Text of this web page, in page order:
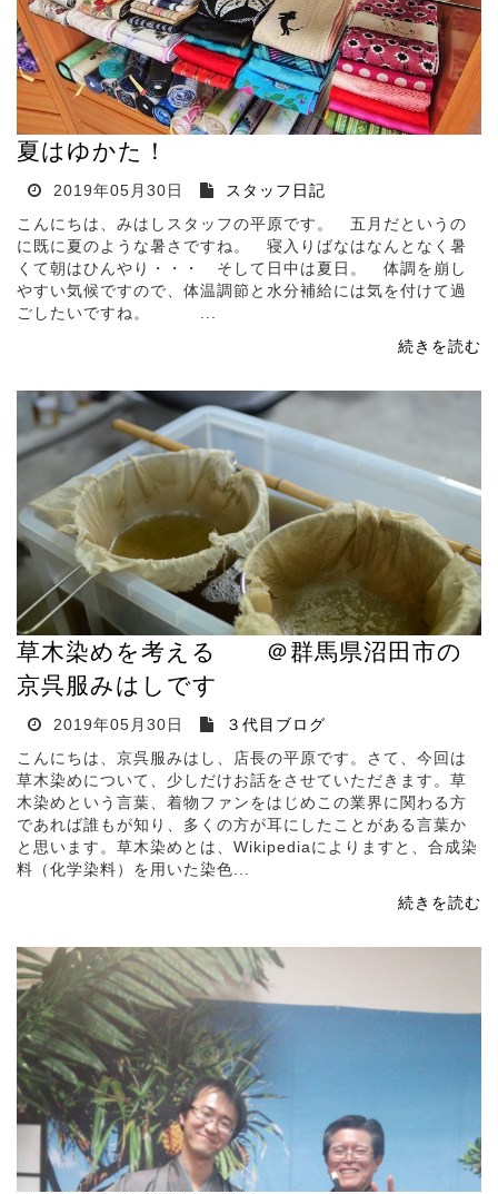
夏はゆかた！
2019年05月30日
スタッフ日記
こんにちは、みはしスタッフの平原です。 五月だというの
に既に夏のような暑さですね。 寝入りばなはなんとなく暑
くて朝はひんやり・・・ そして日中は夏日。 体調を崩し
やすい気候ですので、体温調節と水分補給には気を付けて過
ごしたいですね。 ...
続きを読む
草木染めを考える ＠群馬県沼田市の
京呉服みはしです
2019年05月30日
３代目ブログ
こんにちは、京呉服みはし、店長の平原です。さて、今回は
草木染めについて、少しだけお話をさせていただきます。草
木染めという言葉、着物ファンをはじめこの業界に関わる方
であれば誰もが知り、多くの方が耳にしたことがある言葉か
と思います。草木染めとは、Wikipediaによりますと、合成染
料（化学染料）を用いた染色...
続きを読む